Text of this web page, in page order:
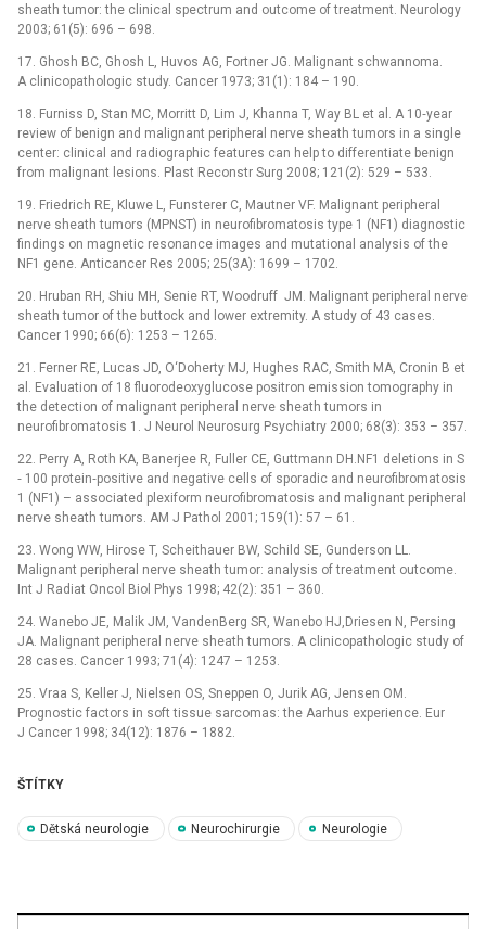
sheath tumor: the clinical spectrum and outcome of treatment. Neurology
2003; 61(5): 696 –⁠ 698.
17. Ghosh BC, Ghosh L, Huvos AG, Fortner JG. Malignant schwannoma.
A clinicopathologic study. Cancer 1973; 31(1): 184 –⁠ 190.
18. Furniss D, Stan MC, Morritt D, Lim J, Khanna T, Way BL et al. A 10‑year
review of benign and malignant peripheral nerve sheath tumors in a single
center: clinical and radiographic features can help to differentiate benign
from malignant lesions. Plast Reconstr Surg 2008; 121(2): 529 –⁠ 533.
19. Friedrich RE, Kluwe L, Funsterer C, Mautner VF. Malignant peripheral
nerve sheath tumors (MPNST) in neurofibromatosis type 1 (NF1) dia­gnostic
findings on magnetic resonance images and mutational analysis of the
NF1 gene. Anticancer Res 2005; 25(3A): 1699 –⁠ 1702.
20. Hruban RH, Shiu MH, Senie RT, Woodruff JM. Malignant peripheral nerve
sheath tumor of the buttock and lower extremity. A study of 43 cases.
Cancer 1990; 66(6): 1253 –⁠ 1265.
21. Ferner RE, Lucas JD, O‘Doherty MJ, Hughes RAC, Smith MA, Cronin B et
al. Evaluation of 18 fluorodeoxyglucose positron emission tomography in
the detection of malignant peripheral nerve sheath tumors in
neurofibromatosis 1. J Neurol Neurosurg Psychiatry 2000; 68(3): 353 –⁠ 357.
22. Perry A, Roth KA, Banerjee R, Fuller CE, Guttmann DH.NF1 deletions in S
‑⁠ 100 protein‑positive and negative cells of sporadic and neurofibromatosis
1 (NF1) –⁠ associated plexiform neurofibromatosis and malignant peripheral
nerve sheath tumors. AM J Pathol 2001; 159(1): 57 –⁠ 61.
23. Wong WW, Hirose T, Scheithauer BW, Schild SE, Gunderson LL.
Malignant peripheral nerve sheath tumor: analysis of treatment outcome.
Int J Radiat Oncol Biol Phys 1998; 42(2): 351 –⁠ 360.
24. Wanebo JE, Malik JM, VandenBerg SR, Wanebo HJ,Driesen N, Persing
JA. Malignant peripheral nerve sheath tumors. A clinicopathologic study of
28 cases. Cancer 1993; 71(4): 1247 –⁠ 1253.
25. Vraa S, Keller J, Nielsen OS, Sneppen O, Jurik AG, Jensen OM.
Prognostic factors in soft tissue sarcomas: the Aarhus experience. Eur
J Cancer 1998; 34(12): 1876 –⁠ 1882.
ŠTÍTKY
Dětská neurologie Neurochirurgie Neurologie